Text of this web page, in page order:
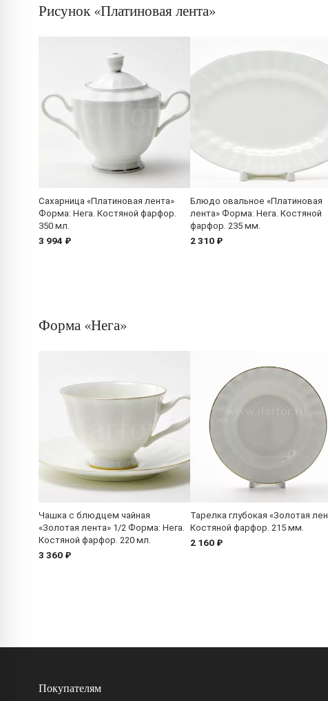
Рисунок «Платиновая лента»
Сахарница «Платиновая лента»
Форма: Нега. Костяной фарфор.
350 мл.
3 994 ₽
Блюдо овальное «Платиновая
лента» Форма: Нега. Костяной
фарфор. 235 мм.
2 310 ₽
Форма «Нега»
Чашка с блюдцем чайная
«Золотая лента» 1/2 Форма: Нега.
Костяной фарфор. 220 мл.
3 360 ₽
Тарелка глубокая «Золотая
Костяной фарфор. 215 мм.
2 160 ₽
Покупателям